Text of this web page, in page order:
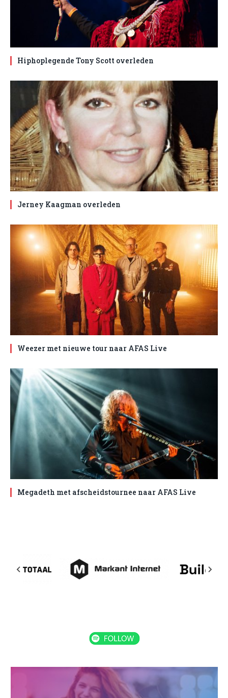
Hiphoplegende Tony Scott overleden
Jerney Kaagman overleden
Weezer met nieuwe tour naar AFAS Live
Megadeth met afscheidstournee naar AFAS Live